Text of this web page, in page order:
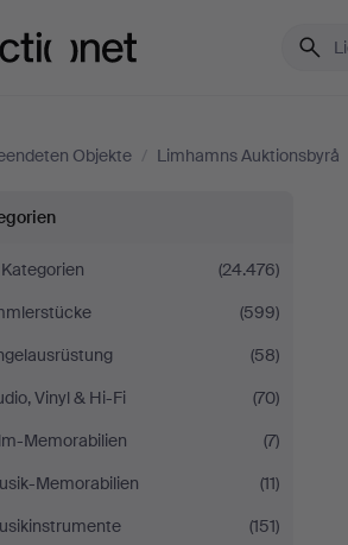
Objekte / Limhamns Auktionsbyrå
(24.476)
(599)
(58)
Vinyl & Hi-Fi
(70)
Memorabilien
(7)
Memorabilien
(11)
(151)